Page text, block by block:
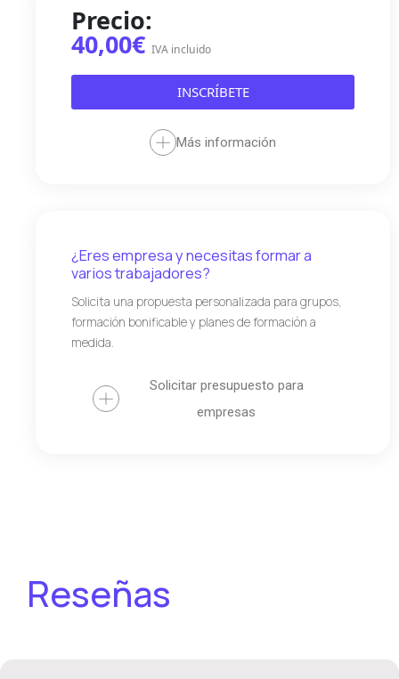
Precio:
40,00€ IVA incluido
INSCRÍBETE
Más información
¿Eres empresa y necesitas formar a
varios trabajadores?
Solicita una propuesta personalizada para grupos,
formación bonificable y planes de formación a
medida.
Solicitar presupuesto para
empresas
Reseñas